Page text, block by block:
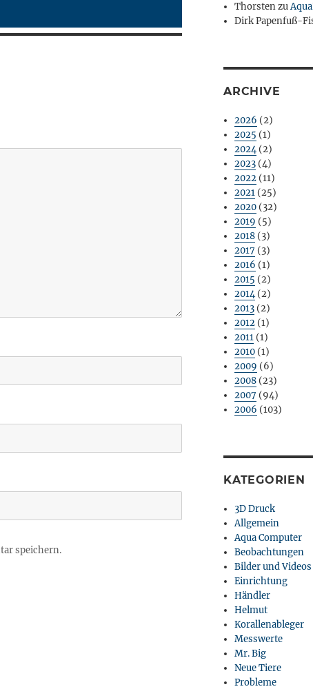
speichern.
Thorstenzu
Dirk Papenfuß-
ARCHIVE
2026 (2)
2025 (1)
2024(2)
2023 (4)
2022 (11)
2021 (25)
2020 (32)
2019 (5)
2018 (3)
2017 (3)
2016 (1)
2015 (2)
2014(2)
2013 (2)
2012 (1)
2011 (1)
2010 (1)
2009 (6)
2008 (23)
2007 (94)
2006 (103)
KATEGORIEN
3D Druck
Allgemein
Aqua Computer
Beobachtungen
Bilder und Videos
Einrichtung
Händler
Helmut
Korallenableger
Messwerte
Mr. Big
Neue Tiere
Probleme